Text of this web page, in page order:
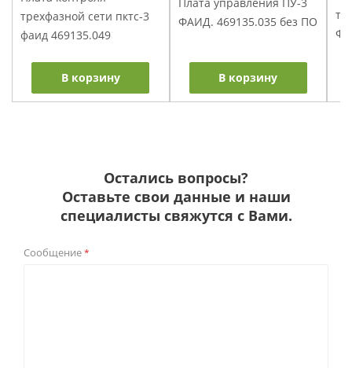
трехфазной сети пктс-3
фаид 469135.049
В корзину
ФАИД. 469135.035 без ПО
В корзину
Остались вопросы?
Оставьте свои данные и наши
специалисты свяжутся с Вами.
Сообщение*